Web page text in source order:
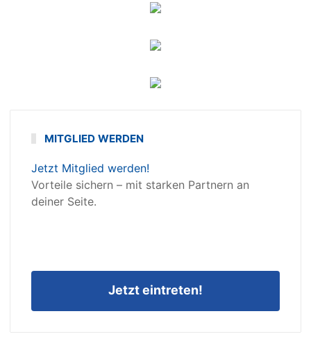
MITGLIED WERDEN
Jetzt Mitglied werden!
Vorteile sichern – mit starken Partnern an
deiner Seite.
Jetzt eintreten!